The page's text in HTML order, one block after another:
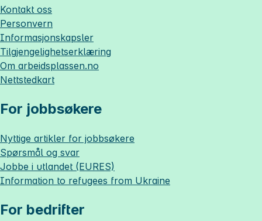
Kontakt oss
Personvern
Informasjonskapsler
Tilgjengelighetserklæring
Om arbeidsplassen.no
Nettstedkart
For jobbsøkere
Nyttige artikler for jobbsøkere
Spørsmål og svar
Jobbe i utlandet (EURES)
Information to refugees from Ukraine
For bedrifter